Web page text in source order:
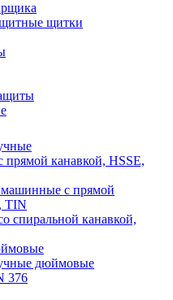
щитки
канавкой, HSSE,
с прямой
TIN
спиральной канавкой,
дюймовые
376